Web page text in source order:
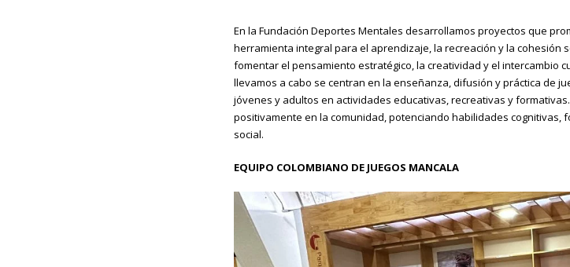
En la Fundación Deportes Mentales desarrollamos proyectos que
herramienta integral para el aprendizaje, la recreación y la cohesión
fomentar el pensamiento estratégico, la creatividad y el intercambio
llevamos a cabo se centran en la enseñanza, difusión y práctica de
jóvenes y adultos en actividades educativas, recreativas y
positivamente en la comunidad, potenciando habilidades cognitivas,
social.
EQUIPO COLOMBIANO DE JUEGOS MANCALA